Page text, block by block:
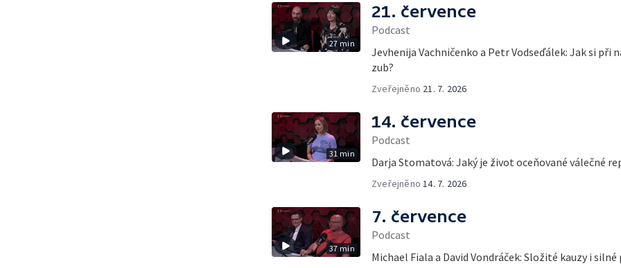
27 min
21. července
Podcast
Jevhenija Vachničenko a Petr Vodseďálek: Jak si při
zub?
Zveřejněno 21. 7. 2026
31 min
14. července
Podcast
Darja Stomatová: Jaký je život oceňované válečné
Zveřejněno14. 7. 2026
37 min
7. července
Podcast
Michael Fiala a David Vondráček: Složité kauzy i